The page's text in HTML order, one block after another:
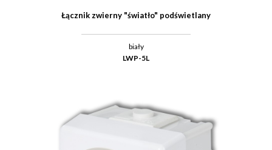
Łącznik zwierny "światło" podświetlany
biały
LWP-5L